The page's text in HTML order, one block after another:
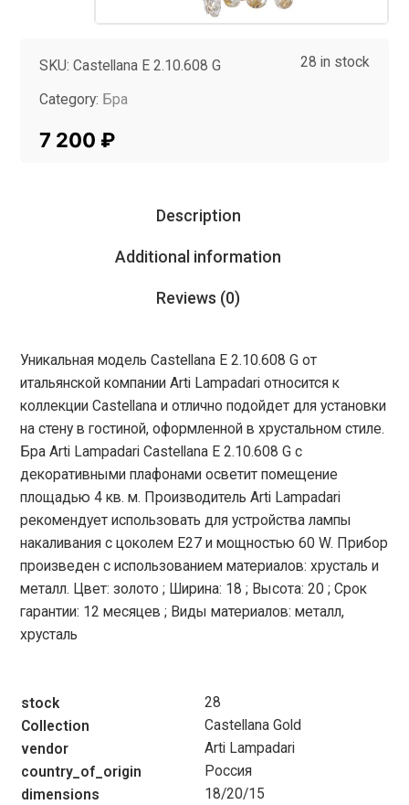
SKU: Castellana E 2.10.608 G
Category: Бра
Tag: InMyRoom
28 in stock
7 200 ₽
Description
Additional information
Reviews (0)
Уникальная модель Castellana E 2.10.608 G от
итальянской компании Arti Lampadari относится к
коллекции Castellana и отлично подойдет для установки
на стену в гостиной, оформленной в хрустальном стиле.
Бра Arti Lampadari Castellana E 2.10.608 G с
декоративными плафонами осветит помещение
площадью 4 кв. м. Производитель Arti Lampadari
рекомендует использовать для устройства лампы
накаливания с цоколем E27 и мощностью 60 W. Прибор
произведен с использованием материалов: хрусталь и
металл. Цвет: золото ; Ширина: 18 ; Высота: 20 ; Срок
гарантии: 12 месяцев ; Виды материалов: металл,
хрусталь
stock
28
Collection
Castellana Gold
vendor
Arti Lampadari
country_of_origin
Россия
dimensions
18/20/15